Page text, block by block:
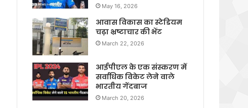
May 16, 2026
आवास विकास का स्टेडियम
चढ़ा भ्रष्टाचार की भेंट
March 22, 2026
आईपीएल के एक संस्करण में
सर्वाधिक विकेट लेने वाले
भारतीय गेंदबाज
March 20, 2026